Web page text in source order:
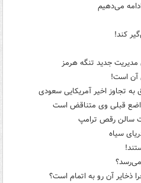
می‌دهیم
کند!
مدیریت جدید تنگه هرمز
آن است!
تجاوز اخیر آمریکایی سعودی
مواضع قبلی وی متناقض است
سالن رقص ترامپ
سیاه
می‌رسد؟
آن رو به اتمام است؟